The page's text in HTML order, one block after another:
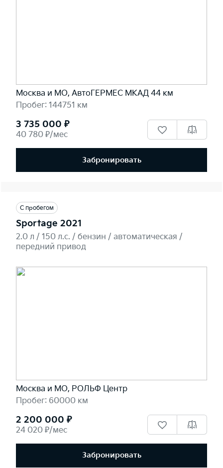
Москва и МО, АвтоГЕРМЕС МКАД 44 км
Пробег: 144751 км
3 735 000 ₽
40 780 ₽/мес
Забронировать
С пробегом
Sportage 2021
2.0 л / 150 л.c. / бензин / автоматическая /
передний привод
Москва и МО, РОЛЬФ Центр
Пробег: 60000 км
2 200 000 ₽
24 020 ₽/мес
Забронировать